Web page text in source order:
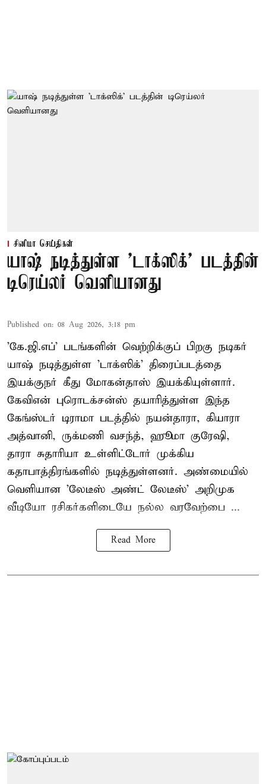
சினிமா செய்திகள்
யாஷ் நடித்துள்ள 'டாக்‌ஸிக்' படத்தின்
டிரெய்லர் வெளியானது
Published on: 08 Aug 2026, 3:18 pm
'கே.ஜி.எப்' படங்களின் வெற்றிக்குப் பிறகு நடிகர்
யாஷ் நடித்துள்ள 'டாக்ஸிக்' திரைப்படத்தை
இயக்குநர் கீது மோகன்தாஸ் இயக்கியுள்ளார்.
கேவிஎன் புரொடக்சன்ஸ் தயாரித்துள்ள இந்த
கேங்ஸ்டர் டிராமா படத்தில் நயன்தாரா, கியாரா
அத்வானி, ருக்மணி வசந்த், ஹூமா குரேஷி,
தாரா சுதாரியா உள்ளிட்டோர் முக்கிய
கதாபாத்திரங்களில் நடித்துள்ளனர். அண்மையில்
வெளியான 'லேடீஸ் அண்ட் லேடீஸ்' அறிமுக
வீடியோ ரசிகர்களிடையே நல்ல வரவேற்பை ...
Read More